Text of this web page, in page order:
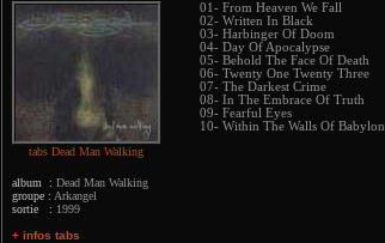
tabs Dead Man Walking
album : Dead Man Walking
groupe : Arkangel
sortie : 1999
+ infos tabs
01- From Heaven We Fall
02- Written In Black
03- Harbinger Of Doom
04- Day Of Apocalypse
05- Behold The Face Of Death
06- Twenty One Twenty Three
07- The Darkest Crime
08- In The Embrace Of Truth
09- Fearful Eyes
10- Within The Walls Of Babylon